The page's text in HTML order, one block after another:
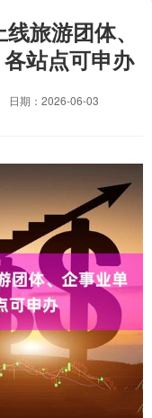
旅游团体、
站点可申办
日期：2026-06-03